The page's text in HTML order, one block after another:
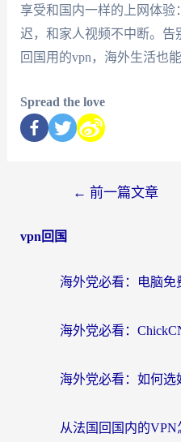
享受和国内一样的上网体
迟，和家人视频不中断。告
回国用的vpn，海外生活也能
Spread the love
← 前一篇文章
vpn回国